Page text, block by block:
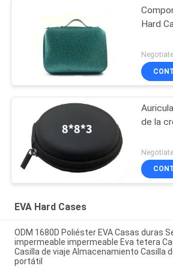
Hard
de la
EVA Hard Cases
ODM 1680D Poliéster EVA Casas duras
impermeable impermeable Eva tetera
Casilla de viaje Almacenamiento Casilla
portátil